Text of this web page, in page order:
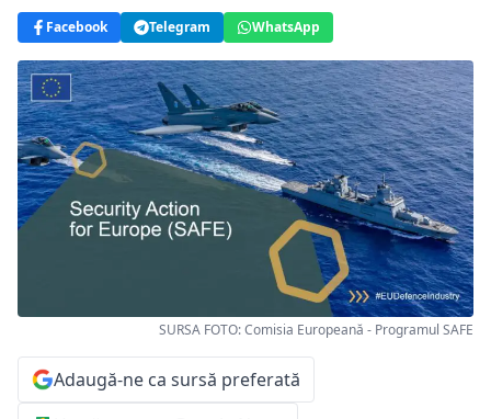
Facebook Telegram WhatsApp
SURSA FOTO: Comisia Europeană - Programul SAFE
Adaugă-ne ca sursă preferată